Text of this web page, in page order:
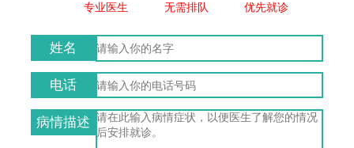
专业医生 无需排队 优先就诊
姓名
电话
病情描述